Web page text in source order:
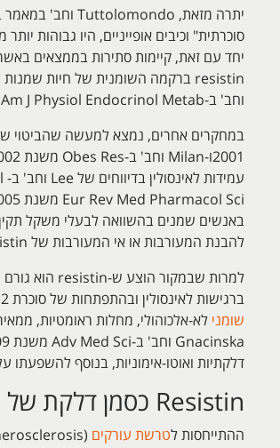
וחב' ב-Am J Physiol Endocrinol Metab משנת 2005).
להבנת המעורבות או אי המעורבות של resistin בפתוגנזה של עמידות לאינסולין המושרה על ידי השמנת יתר ומכן לפתוגנזה של סוכרת type 2.
למרות שבמקור הוצע ש-resistin הוא גורם התורם להתפתחות עמידות ל
ברגישות לאינסולין ובהתפתחות של סוכרת type 2. במרוצת השנים נכרך resistin גם בהתפתחות
שומני לא-אלכוהולי, מחלות ראומטיות,
דלקתיות ואוטו-אימוניות, בנוסף
Resistin כסמן דלקת של טרשת עורקים באדם
ההתייחסות לטרשת עורקים